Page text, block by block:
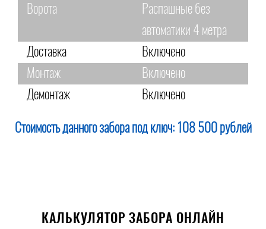
Ворота
Распашные без
автоматики 4 метра
Доставка
Включено
Монтаж
Включено
Демонтаж
Включено
Стоимость данного забора под ключ: 108 500 рублей
КАЛЬКУЛЯТОР ЗАБОРА ОНЛАЙН